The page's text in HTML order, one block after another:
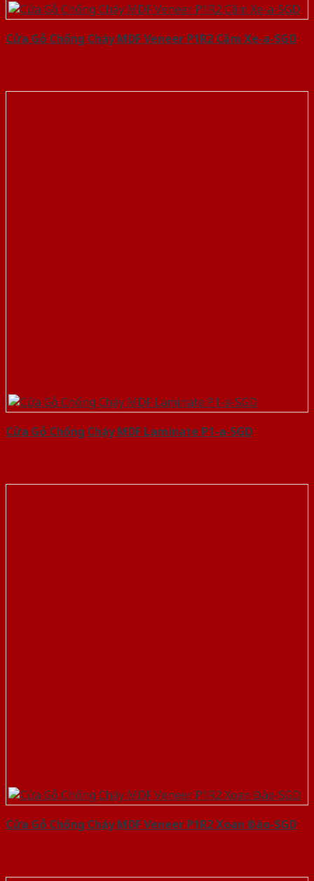
Cửa Gỗ Chống Cháy MDF Veneer P1R2 Căm Xe-a-SGD
Cửa Gỗ Chống Cháy MDF Laminate P1-a-SGD
Cửa Gỗ Chống Cháy MDF Veneer P1R2 Xoan Đào-SGD